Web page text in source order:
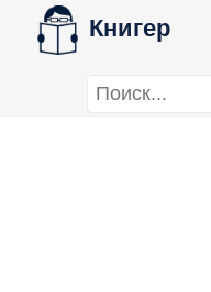
Книгер